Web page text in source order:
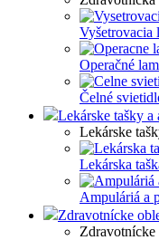
Vyšetrovacia
Operačné
Čelné
Lekárske tašky a
Lekárske
Lekárska
Ampuláriá a
Zdravotnícke
Zdravotnícke